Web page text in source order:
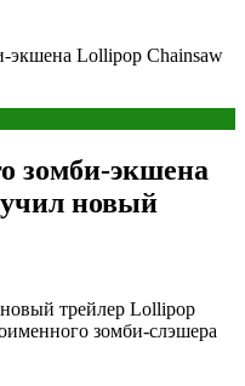
экшена Lollipop Chainsaw
зомби-экшена
новый
трейлер Lollipop
зомби-слэшера